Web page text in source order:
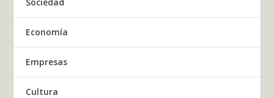
Economía
Empresas
Cultura